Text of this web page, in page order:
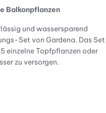
Balkonpflanzen
und wassersparend
Set von Gardena. Das Set
einzelne Topfpflanzen oder
zu versorgen.